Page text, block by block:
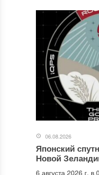
06.08.2026
Японский
Новой
6 августа 2026 г.